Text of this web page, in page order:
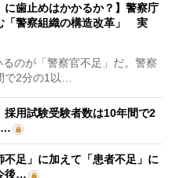
に歯止めはかかるか？】警察庁
「警察組織の構造改革」 実
のが「警察官不足」だ。警察
で2分の1以…
採用試験受験者数は10年間で2
…
不足」に加えて「患者不足」に
後…